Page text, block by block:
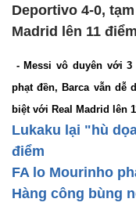
Deportivo 4-0,
Madrid lên 11
- Messi vô duyên với
phạt đền, Barca vẫn dễ
biệt với Real Madrid lên
Lukaku lại "hù
điểm
FA lo Mourinho
Hàng công bùng